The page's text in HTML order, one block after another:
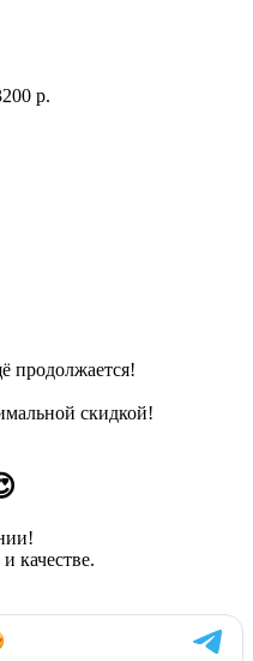
р.
продолжается!
скидкой!
качестве.